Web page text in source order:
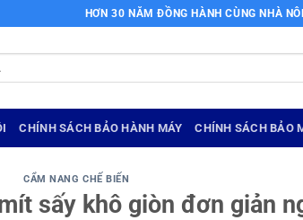
HƠN 30 NĂM ĐỒNG HÀNH CÙNG NHÀ
CHÍNH SÁCH BẢO HÀNH MÁY CHÍNH SÁCH BẢO
CẨM NANG CHẾ BIẾN
sấy khô giòn đơn giản